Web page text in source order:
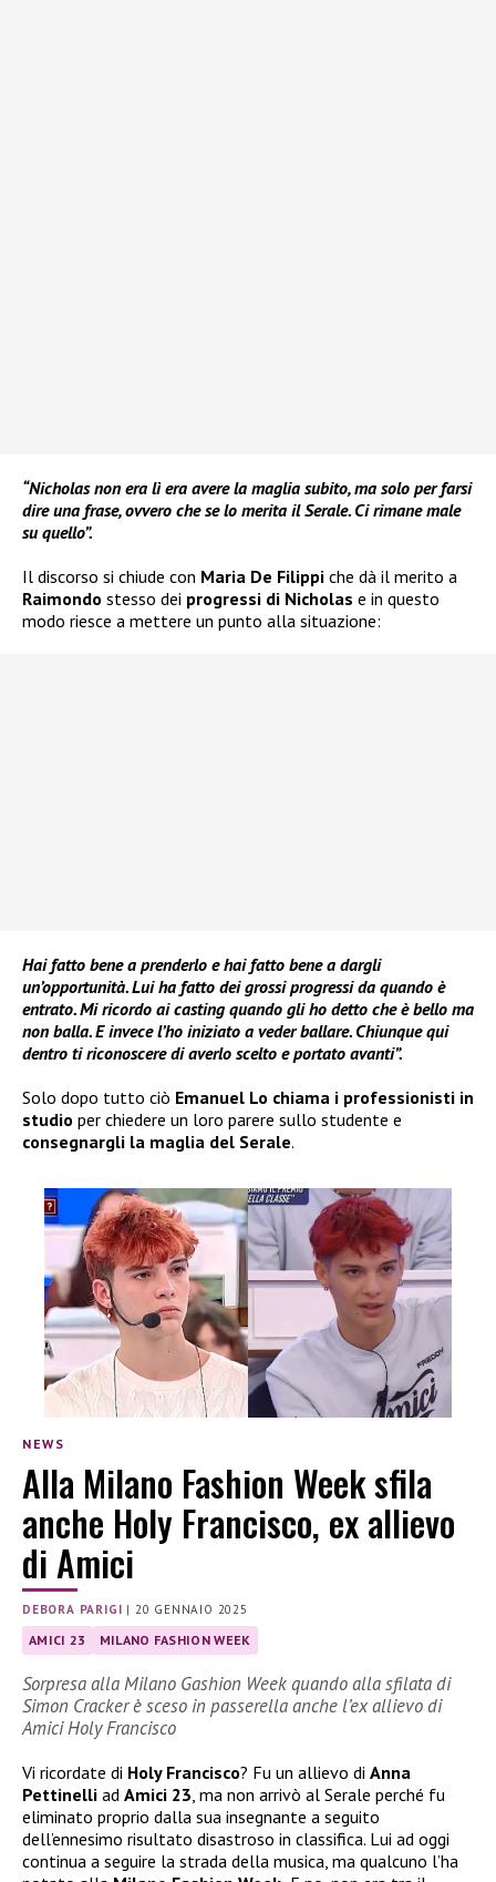
“Nicholas non era lì era avere la maglia subito, ma solo per farsi
dire una frase, ovvero che se lo merita il Serale. Ci rimane male
su quello”.
Il discorso si chiude con Maria De Filippi che dà il merito a
Raimondo stesso dei progressi di Nicholas e in questo
modo riesce a mettere un punto alla situazione:
Hai fatto bene a prenderlo e hai fatto bene a dargli
un’opportunità. Lui ha fatto dei grossi progressi da quando è
entrato. Mi ricordo ai casting quando gli ho detto che è bello ma
non balla. E invece l’ho iniziato a veder ballare. Chiunque qui
dentro ti riconoscere di averlo scelto e portato avanti”.
Solo dopo tutto ciò Emanuel Lo chiama i professionisti in
studio per chiedere un loro parere sullo studente e
consegnargli la maglia del Serale.
NEWS
Alla Milano Fashion Week sfila
anche Holy Francisco, ex allievo
di Amici
DEBORA PARIGI | 20 GENNAIO 2025
AMICI 23 MILANO FASHION WEEK
Sorpresa alla Milano Gashion Week quando alla sfilata di
Simon Cracker è sceso in passerella anche l’ex allievo di
Amici Holy Francisco
Vi ricordate di Holy Francisco? Fu un allievo di Anna
Pettinelli ad Amici 23, ma non arrivò al Serale perché fu
eliminato proprio dalla sua insegnante a seguito
dell’ennesimo risultato disastroso in classifica. Lui ad oggi
continua a seguire la strada della musica, ma qualcuno l’ha